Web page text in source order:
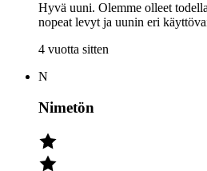
Hyvä uuni. Olemme olleet
nopeat levyt ja uunin eri
4 vuotta sitten
N
Nimetön